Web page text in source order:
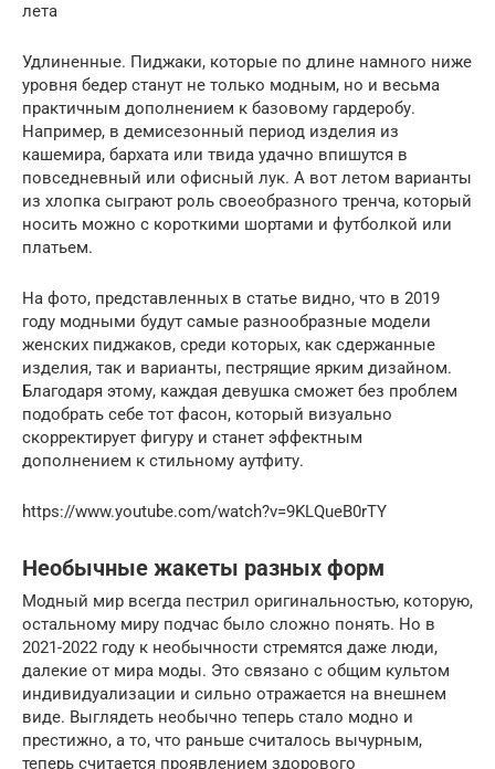
лета
Удлиненные. Пиджаки, которые по длине намного ниже
уровня бедер станут не только модным, но и весьма
практичным дополнением к базовому гардеробу.
Например, в демисезонный период изделия из
кашемира, бархата или твида удачно впишутся в
повседневный или офисный лук. А вот летом варианты
из хлопка сыграют роль своеобразного тренча, который
носить можно с короткими шортами и футболкой или
платьем.
На фото, представленных в статье видно, что в 2019
году модными будут самые разнообразные модели
женских пиджаков, среди которых, как сдержанные
изделия, так и варианты, пестрящие ярким дизайном.
Благодаря этому, каждая девушка сможет без проблем
подобрать себе тот фасон, который визуально
скорректирует фигуру и станет эффектным
дополнением к стильному аутфиту.
https://www.youtube.com/watch?v=9KLQueB0rTY
Необычные жакеты разных форм
Модный мир всегда пестрил оригинальностью, которую,
остальному миру подчас было сложно понять. Но в
2021-2022 году к необычности стремятся даже люди,
далекие от мира моды. Это связано с общим культом
индивидуализации и сильно отражается на внешнем
виде. Выглядеть необычно теперь стало модно и
престижно, а то, что раньше считалось вычурным,
теперь считается проявлением здорового